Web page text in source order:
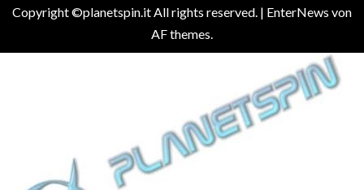
Copyright ©planetspin.it All rights reserved. | EnterNews von
AF themes.